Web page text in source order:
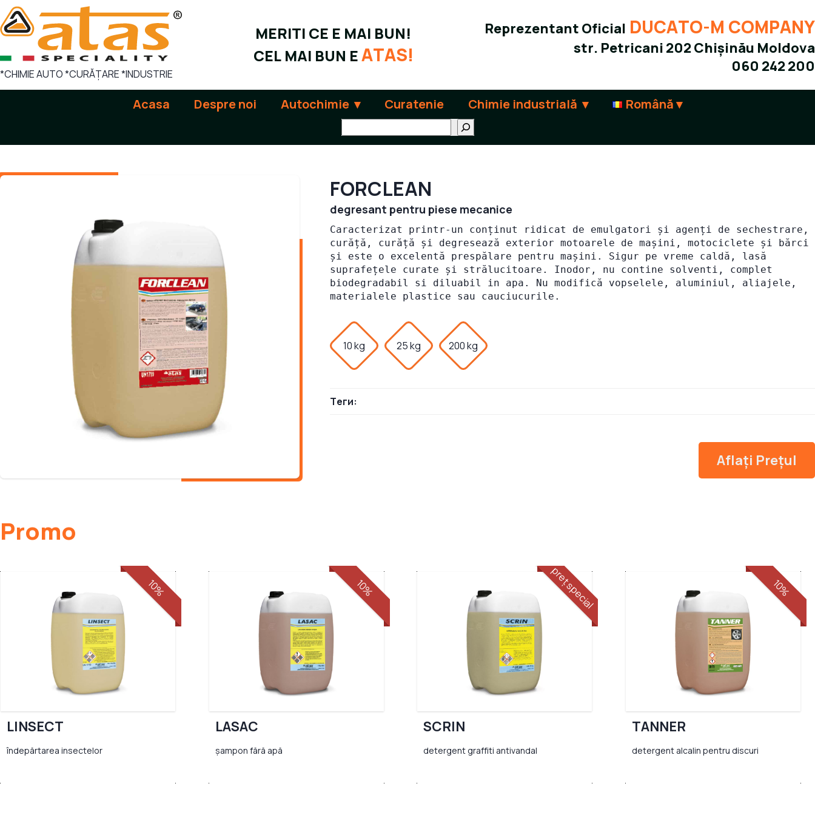
Sari
la
conținut
*CHIMIE AUTO *CURĂȚARE *INDUSTRIE
MERITI CE E MAI BUN!
CEL MAI BUN EATAS!
Reprezentant Oficial DUCATO-M COMPANY
str. Petricani 202 Chișinău Moldova
060 242 200
Acasa Despre noi Autochimie Curatenie Chimie industrială Română
FORCLEAN
degresant pentru piese mecanice
Caracterizat printr-un conținut ridicat de emulgatori și agenți de sechestrare,
curăță, curăță și degresează exterior motoarele de mașini, motociclete și bărci
și este o excelentă prespălare pentru mașini. Sigur pe vreme caldă, lasă
suprafețele curate și strălucitoare. Inodor, nu contine solventi, complet
biodegradabil si diluabil in apa. Nu modifică vopselele, aluminiul, aliajele,
materialele plastice sau cauciucurile.
10 kg 25 kg 200 kg
Теги:
Aflați Prețul
Promo
10%
LINSECT
îndepărtarea insectelor
10%
LASAC
șampon fără apă
preț special
SCRIN
detergent graffiti antivandal
10%
TANNER
detergent alcalin pentru discuri